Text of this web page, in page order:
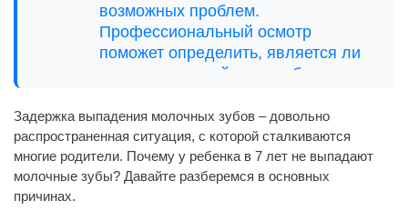
возможных проблем.
Профессиональный осмотр
поможет определить, является ли
ситуация нормой или требуется
Задержка выпадения молочных зубов – довольно
распространенная ситуация, с которой сталкиваются
многие родители. Почему у ребенка в 7 лет не выпадают
молочные зубы? Давайте разберемся в основных
причинах.